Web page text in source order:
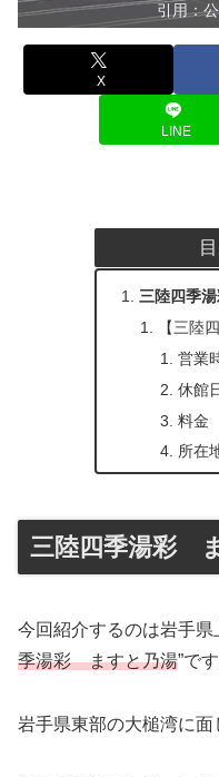
引用：
X
LINE
三陸四季
【三陸
営業
休館
料金
所在
三陸四季湯彩
今回紹介するのは岩手県
季湯彩 ますと乃湯”です
岩手県東部の大槌湾に面